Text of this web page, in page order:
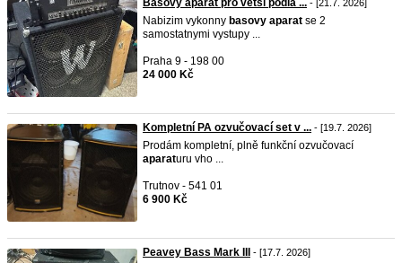
Basovy aparat pro vetsi podia ... - [21.7. 2026]
Nabizim vykonny basovy aparat se 2
samostatnymi vystupy ...
Praha 9 - 198 00
24 000 Kč
Kompletní PA ozvučovací set v ... - [19.7. 2026]
Prodám kompletní, plně funkční ozvučovací
aparaturu vho ...
Trutnov - 541 01
6 900 Kč
Peavey Bass Mark III - [17.7. 2026]